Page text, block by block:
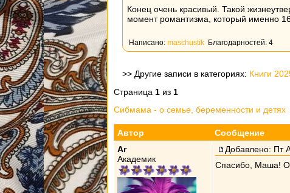
Конец очень красивый. Такой
момент романтизма, который именно
Написано: maschustik Благодарностей: 4
>> Другие записи в категориях: Книги
Страница 1 из 1
Сибмама - о семье, беременности и детях
Автор
Сообщение
Ar
Академик
Добавлено: Пт
Спасибо, Маша!